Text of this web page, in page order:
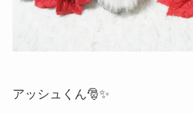
アッシュくん🎅✨